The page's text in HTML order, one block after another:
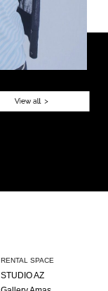
RENTAL SPACE
STUDIO AZ